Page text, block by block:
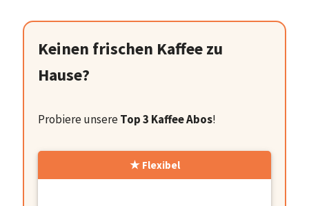
Keinen frischen Kaffee zu
Hause?
Probiere unsereTop 3 Kaffee Abos!
Flexibel